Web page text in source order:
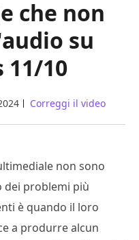
che non
su
11/10
Correggi il video
non sono
dei problemi più
è quando il loro
a produrre alcun